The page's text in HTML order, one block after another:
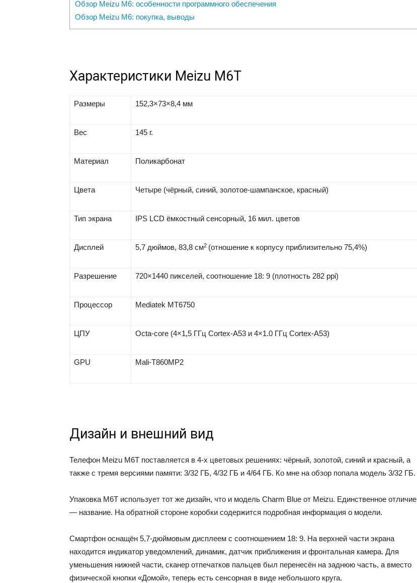
Обзор Meizu M6: особенности программного обеспечения
Обзор Meizu M6: покупка, выводы
Характеристики Meizu M6T
Размеры 152,3×73×8,4 мм
Вес 145 г.
Материал Поликарбонат
Цвета Четыре (чёрный, синий, золотое-шампанское, красный)
Тип экрана IPS LCD ёмкостный сенсорный, 16 мил. цветов
Дисплей 5,7 дюймов, 83,8 см2 (отношение к корпусу приблизительно 75,4%)
Разрешение 720×1440 пикселей, соотношение 18: 9 (плотность 282 ppi)
Процессор Mediatek MT6750
ЦПУ Octa-core (4×1,5 ГГц Cortex-A53 и 4×1.0 ГГц Cortex-A53)
GPU Mali-T860MP2
Дизайн и внешний вид
Телефон Meizu M6T поставляется в 4-х цветовых решениях: чёрный, золотой, синий и красный, а
также с тремя версиями памяти: 3/32 ГБ, 4/32 ГБ и 4/64 ГБ. Ко мне на обзор попала модель 3/32 ГБ.
Упаковка M6T использует тот же дизайн, что и модель Charm Blue от Meizu. Единственное отличие
— название. На обратной стороне коробки содержится подробная информация о модели.
Смартфон оснащён 5,7-дюймовым дисплеем с соотношением 18: 9. На верхней части экрана
находится индикатор уведомлений, динамик, датчик приближения и фронтальная камера. Для
уменьшения нижней части, сканер отпечатков пальцев был перенесён на заднюю часть, а вместо
физической кнопки «Домой», теперь есть сенсорная в виде небольшого круга.